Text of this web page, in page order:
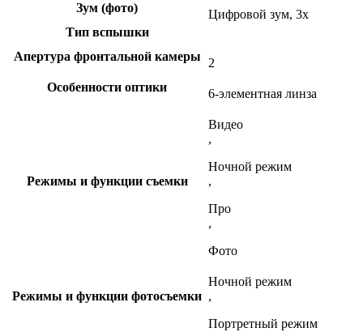
Зум (фото)
Цифровой зум, 3x
Тип вспышки
Апертура фронтальной камеры
2
Особенности оптики
6-элементная линза
Режимы и функции съемки
Видео
,
Ночной режим
,
Про
,
Фото
Режимы и функции фотосъемки
Ночной режим
,
Портретный режим